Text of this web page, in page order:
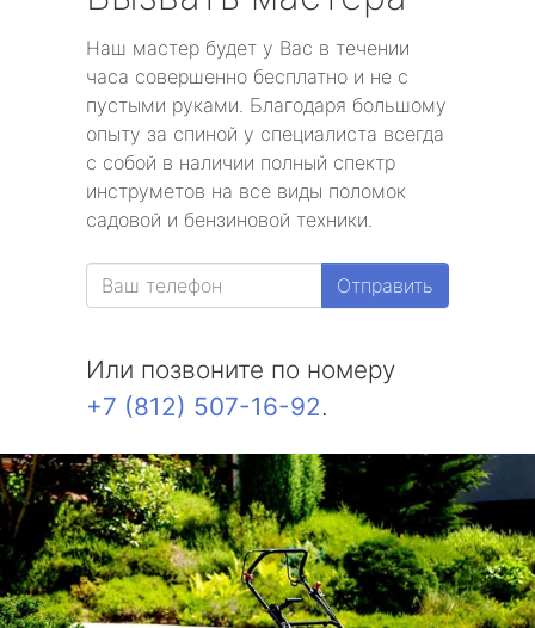
Наш мастер будет у Вас в течении
часа совершенно бесплатно и не с
пустыми руками. Благодаря большому
опыту за спиной у специалиста всегда
с собой в наличии полный спектр
инструметов на все виды поломок
садовой и бензиновой техники.
Отправить
Или позвоните по номеру
+7 (812) 507-16-92.